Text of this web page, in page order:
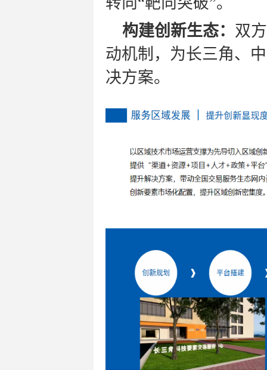
构建创新生态： 双
动机制，为长三角、
决方案。